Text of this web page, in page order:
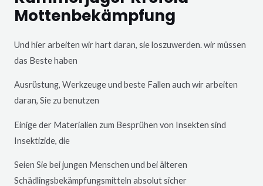
Mottenbekämpfung
Und hier arbeiten wir hart daran, sie loszuwerden. wir müssen
das Beste haben
Ausrüstung, Werkzeuge und beste Fallen auch wir arbeiten
daran, Sie zu benutzen
Einige der Materialien zum Besprühen von Insekten sind
Insektizide, die
Seien Sie bei jungen Menschen und bei älteren
Schädlingsbekämpfungsmitteln absolut sicher